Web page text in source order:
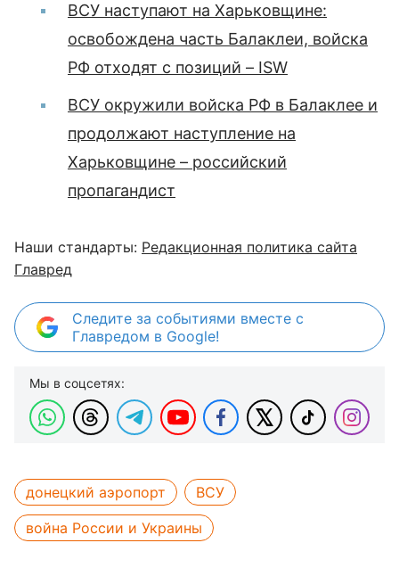
ВСУ наступают на Харьковщине:
освобождена часть Балаклеи, войска
РФ отходят с позиций – ISW
ВСУ окружили войска РФ в Балаклее и
продолжают наступление на
Харьковщине – российский
пропагандист
Наши стандарты: Редакционная политика сайта
Главред
Следите за событиями вместе с
Главредом в Google!
Мы в соцсетях:
донецкий аэропорт
ВСУ
война России и Украины